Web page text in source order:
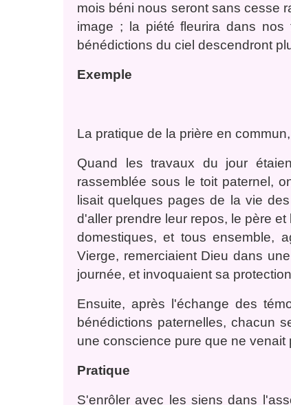
mois béni nous seront sans cesse
image ; la piété fleurira dans
bénédictions du ciel descendront
Exemple
La pratique de la prière en
Quand les travaux du jour
rassemblée sous le toit paternel,
lisait quelques pages de la vie
d'aller prendre leur repos, le père
domestiques, et tous ensemble,
Vierge, remerciaient Dieu dans
journée, et invoquaient sa
Ensuite, après l'échange des
bénédictions paternelles, chacun
une conscience pure que ne venait
Pratique
S'enrôler avec les siens dans